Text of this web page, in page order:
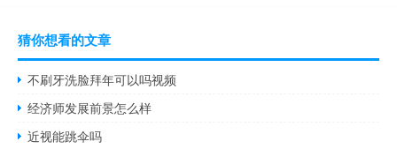
猜你想看的文章
不刷牙洗脸拜年可以吗视频
经济师发展前景怎么样
近视能跳伞吗